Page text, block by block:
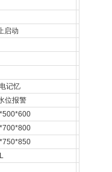
启动
记忆
位报警